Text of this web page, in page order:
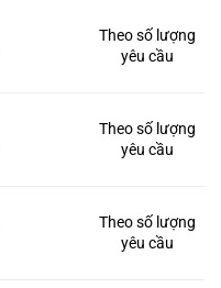
Theo số lượng
yêu cầu
Theo số lượng
yêu cầu
Theo số lượng
yêu cầu